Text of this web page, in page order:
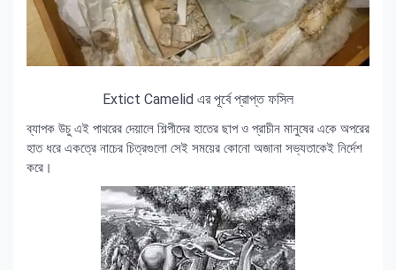
Extict Camelid এর পূর্বে প্রাপ্ত ফসিল
ব্যাপক উচু এই পাথরের দেয়ালে শিল্পীদের হাতের ছাপ ও প্রাচীন মানুষের একে অপরের
হাত ধরে একত্রে নাচের চিত্রগুলো সেই সময়ের কোনো অজানা সভ্যতাকেই নির্দেশ
করে‍।